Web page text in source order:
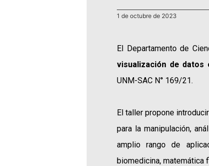
1 de octubre de 2023
El Departamento de
visualización de datos
UNM-SAC N° 169/21.
El taller propone
para la manipulación,
amplio rango de
biomedicina, matemática